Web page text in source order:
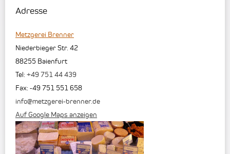
Adresse
Metzgerei Brenner
Niederbieger Str. 42
88255 Baienfurt
Tel: +49 751 44 439
Fax: -49 751 551 658
info@metzgerei-brenner.de
Auf Google Maps anzeigen